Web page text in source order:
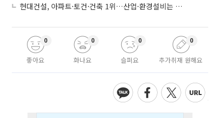
현대건설, 아파트·토건·건축 1위…산업·환경설비는 삼성E&A
좋아요
0
화나요
0
슬퍼요
0
추가취재 원해요
0